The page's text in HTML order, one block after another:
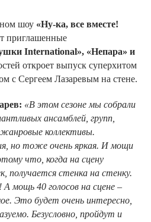
шоу «Ну-ка, все вместе!
приглашенные
International», «Непара» и
откроет выпуск суперхитом
с Сергеем Лазаревым на стене.
«В этом сезоне мы собрали
ансамблей, групп,
коллективы.
но тоже очень яркая. И мощи
что, когда на сцену
получается стенка на стенку.
мощь 40 голосов на сцене –
Это будет очень интересно,
Безусловно, пройдут и